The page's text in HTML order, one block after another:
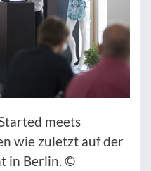
meets
wie zuletzt auf der
in Berlin. ©